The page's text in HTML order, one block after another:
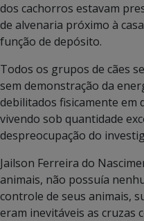
dos cachorros estavam
de alvenaria próximo à
função de depósito.
Todos os grupos de cães
sem demonstração da
debilitados fisicamente em
vivendo sob quantidade
despreocupação do
Jailson Ferreira do
animais, não possuía
controle de seus animais,
eram inevitáveis as cruzas